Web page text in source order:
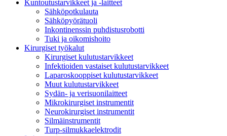
Kuntoutustarvikkeet ja -laitteet
Sähköpotkulauta
Sähköpyörätuoli
Inkontinenssin puhdistusrobotti
Tuki ja oikomishoito
Kirurgiset työkalut
Kirurgiset kulutustarvikkeet
Infektioiden vastaiset kulutustarvikkeet
Laparoskooppiset kulutustarvikkeet
Muut kulutustarvikkeet
Sydän- ja verisuonilaitteet
Mikrokirurgiset instrumentit
Neurokirurgiset instrumentit
Silmäinstrumentit
Turp-silmukkaelektrodit